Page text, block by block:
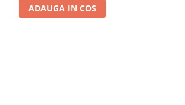
ADAUGA IN COS